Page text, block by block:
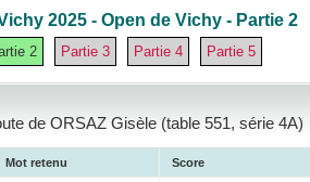
2025 - Open de Vichy - Partie 2
2 Partie 3 Partie 4 Partie 5
de ORSAZ Gisèle (table 551, série 4A)
Mot retenu Score